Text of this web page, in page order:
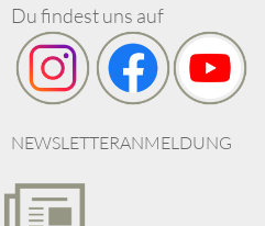
Du findest uns auf
NEWSLETTERANMELDUNG